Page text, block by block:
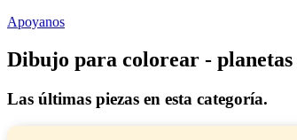
Apoyanos
Dibujo para colorear - planetas
Las últimas piezas en esta categoría.